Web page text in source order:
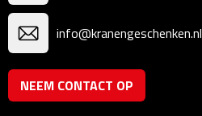
Bekers
Bidons
Plastic bekers
info@kranengeschenken.nl
NEEM CONTACT OP